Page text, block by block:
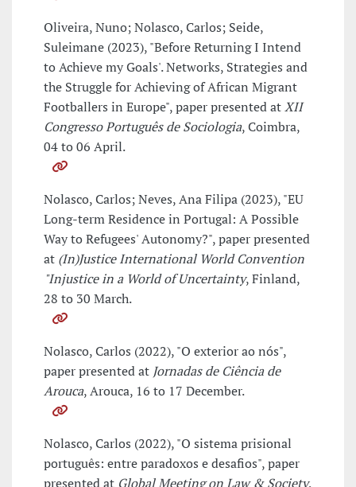
Oliveira, Nuno; Nolasco, Carlos; Seide,
Suleimane (2023), "Before Returning I Intend
to Achieve my Goals'. Networks, Strategies and
the Struggle for Achieving of African Migrant
Footballers in Europe", paper presented atXII
Congresso Português de Sociologia, Coimbra,
04 to 06 April.
Nolasco, Carlos; Neves, Ana Filipa (2023), "EU
Long-term Residence in Portugal: A Possible
Way to Refugees' Autonomy?", paper presented
at (In)Justice International World Convention
"Injustice in a World of Uncertainty, Finland,
28 to 30 March.
Nolasco, Carlos (2022), "O exterior ao nós",
paper presented at Jornadas de Ciência de
Arouca, Arouca, 16 to 17 December.
Nolasco, Carlos (2022), "O sistema prisional
português: entre paradoxos e desafios", paper
presented at Global Meeting on Law & Society,